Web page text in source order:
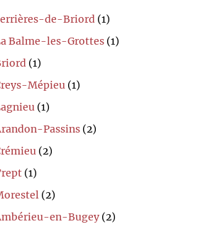
de-Briord (1)
Balme-les-Grottes (1)
(1)
Mépieu (1)
(1)
Passins (2)
(2)
(1)
(2)
en-Bugey (2)